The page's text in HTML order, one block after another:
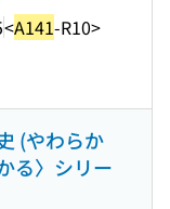
<A141-R10>
(やわらか
る〉シリー